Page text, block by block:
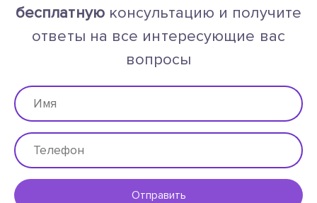
бесплатнуюконсультацию и получите
ответы на все интересующие вас
вопросы
Отправить